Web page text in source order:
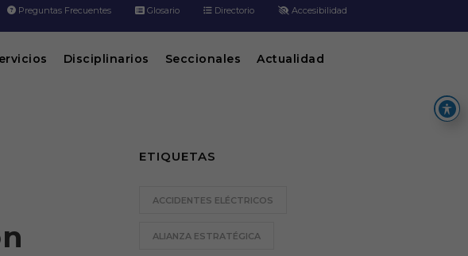
Preguntas Frecuentes Glosario Directorio Accesibilidad
Disciplinarios Seccionales Actualidad
ETIQUETAS
ACCIDENTES ELÉCTRICOS
ALIANZA ESTRATÉGICA